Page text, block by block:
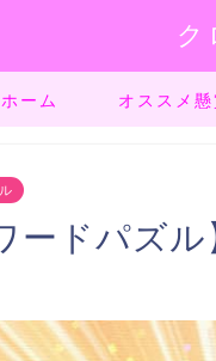
ク
ホーム オススメ
ードパズ